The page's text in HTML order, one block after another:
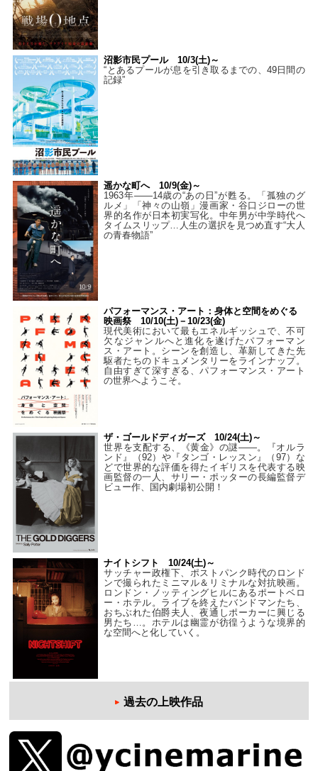
沼影市民プール 10/3(土)～
“とあるプールが息を引き取るまでの、49日間の
記録”
遥かな町へ 10/9(金)～
1963年――14歳の“あの日”が甦る。「孤独のグ
ルメ」「神々の山嶺」漫画家・谷口ジローの世
界的名作が日本初実写化。中年男が中学時代へ
タイムスリップ…人生の選択を見つめ直す“大人
の青春物語”
パフォーマンス・アート：身体と空間をめぐる
映画祭 10/10(土)－10/23(金)
現代美術において最もエネルギッシュで、不可
欠なジャンルへと進化を遂げたパフォーマン
ス・アート。シーンを創造し、革新してきた先
駆者たちのドキュメンタリーをラインナップ。
自由すぎて深すぎる、パフォーマンス・アート
の世界へようこそ。
ザ・ゴールドディガーズ 10/24(土)～
世界を支配する、《黄金》の謎――。『オルラ
ンド』（92）や『タンゴ・レッスン』（97）な
どで世界的な評価を得たイギリスを代表する映
画監督の一人、サリー・ポッターの長編監督デ
ビュー作、国内劇場初公開！
ナイトシフト 10/24(土)～
サッチャー政権下、ポストパンク時代のロンド
ンで撮られたミニマル＆リミナルな対抗映画。
ロンドン・ノッティングヒルにあるポートベロ
ー・ホテル。ライブを終えたバンドマンたち、
おちぶれた伯爵夫人、夜通しポーカーに興じる
男たち…。ホテルは幽霊が彷徨うような境界的
な空間へと化していく。
過去の上映作品